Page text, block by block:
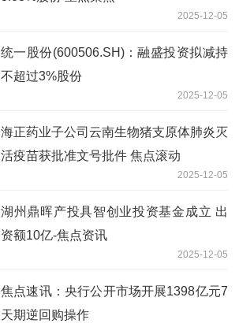
2025-12-05
统一股份(600506.SH)：融盛投资拟减持
不超过3%股份
2025-12-05
海正药业子公司云南生物猪支原体肺炎灭
活疫苗获批准文号批件 焦点滚动
2025-12-05
湖州鼎晖产投具智创业投资基金成立 出
资额10亿-焦点资讯
2025-12-05
焦点速讯：央行公开市场开展1398亿元7
天期逆回购操作